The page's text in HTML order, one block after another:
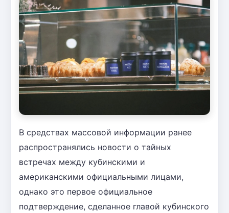
В средствах массовой информации ранее
распространялись новости о тайных
встречах между кубинскими и
американскими официальными лицами,
однако это первое официальное
подтверждение, сделанное главой кубинского